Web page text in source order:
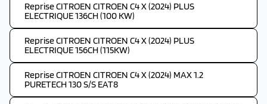
Reprise CITROEN CITROEN C4 X (2024) PLUS
ELECTRIQUE 136CH (100 KW)
Reprise CITROEN CITROEN C4 X (2024) PLUS
ELECTRIQUE 156CH (115KW)
Reprise CITROEN CITROEN C4 X (2024) MAX 1.2
PURETECH 130 S/S EAT8